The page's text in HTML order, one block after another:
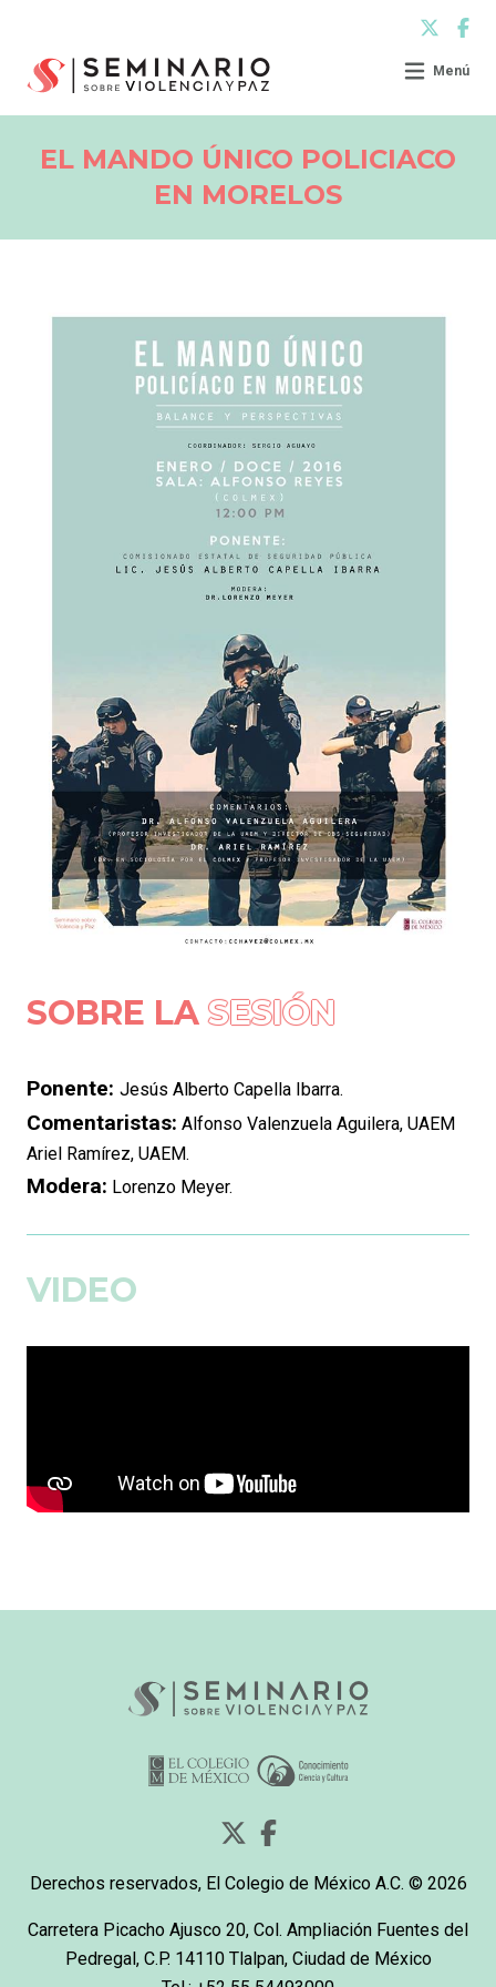
Menú
EL MANDO ÚNICO POLICIACO
EN MORELOS
SOBRE LASESIÓN
Ponente: Jesús Alberto Capella Ibarra.
Comentaristas: Alfonso Valenzuela Aguilera, UAEM
Ariel Ramírez, UAEM.
Modera: Lorenzo Meyer.
VIDEO
Derechos reservados, El Colegio de México A.C. © 2026
Carretera Picacho Ajusco 20, Col. Ampliación Fuentes del
Pedregal, C.P. 14110 Tlalpan, Ciudad de México